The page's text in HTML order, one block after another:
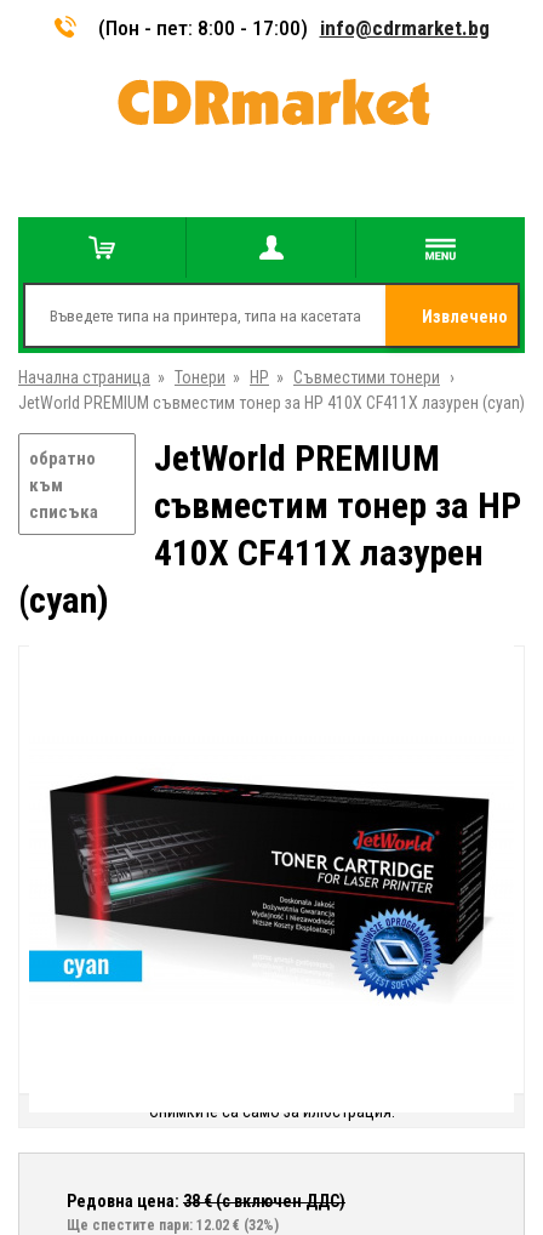
(Пон - пет: 8:00 - 17:00) info@cdrmarket.bg
Извлечено
от
Начална страница » Тонери » HP » Съвместими тонери
»
JetWorld PREMIUM съвместим тонер за HP 410X CF411X лазурен (cyan)
обратно
към
списъка
JetWorld PREMIUM
съвместим тонер за HP
410X CF411X лазурен
(cyan)
Снимките са само за илюстрация.
Редовна цена: 38€ (с включен ДДС)
Ще спестите пари: 12.02 € (32%)